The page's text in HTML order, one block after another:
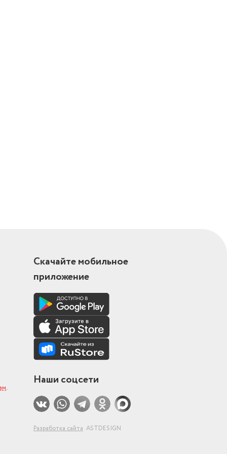
.
Скачайте мобильное
приложение
Наши соцсети
Разработка сайта ASTDESIGN